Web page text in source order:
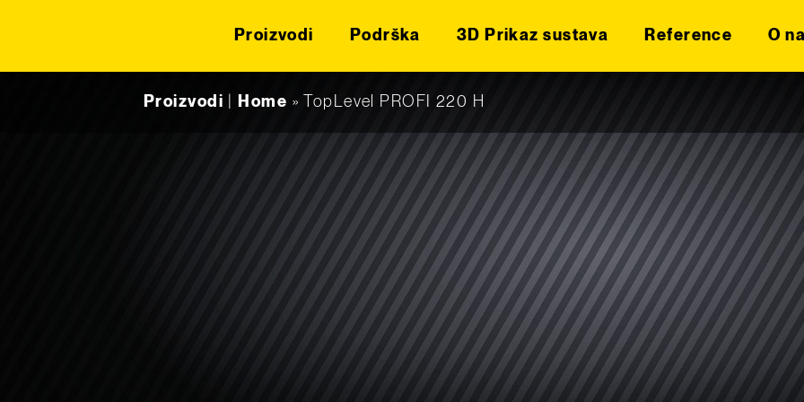
Proizvodi Podrška 3D Prikaz sustava Reference O
Proizvodi Home » TopLevel PROFI 220 H